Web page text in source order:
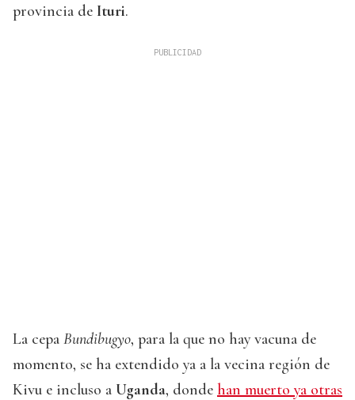
provincia de Ituri.
La cepa Bundibugyo, para la que no hay vacuna de
momento, se ha extendido ya a la vecina región de
Kivu e incluso a Uganda, donde han muerto ya otras